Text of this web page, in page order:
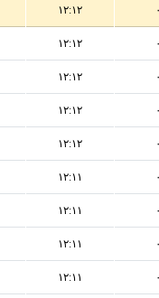
۱۲:۱۲
۱۲:۱۲
۱۲:۱۲
۱۲:۱۲
۱۲:۱۲
۱۲:۱۱
۱۲:۱۱
۱۲:۱۱
۱۲:۱۱